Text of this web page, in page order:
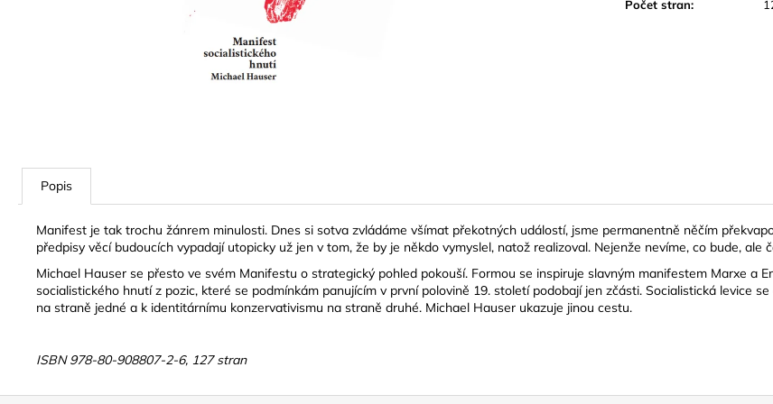
Počet stran:
Popis
Manifest je tak trochu žánrem minulosti. Dnes si sotva zvládáme všímat překotných událostí, jsme permanentně něčím
předpisy věcí budoucích vypadají utopicky už jen v tom, že by je někdo vymyslel, natož realizoval. Nejenže nevíme, co bude,
Michael Hauser se přesto ve svém Manifestu o strategický pohled pokouší. Formou se inspiruje slavným manifestem Marxe a
socialistického hnutí z pozic, které se podmínkám panujícím v první polovině 19. století podobají jen zčásti. Socialistická levice
na straně jedné a k identitárnímu konzervativismu na straně druhé. Michael Hauser ukazuje jinou cestu.
ISBN 978-80-908807-2-6, 127 stran